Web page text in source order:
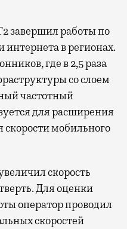
в регионах.
где в 2,5 раза
со слоем
частотный
для расширения
скорости мобильного
скорость
Для оценки
оператор проводил
скоростей